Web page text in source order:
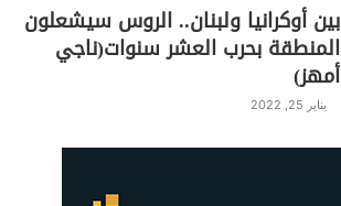
بين أوكرانيا ولبنان.. الروس سيشعلون
المنطقة بحرب العشر سنوات(ناجي
أمهز)
يناير 25, 2022